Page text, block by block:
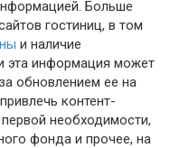
Больше
гостиниц, в том
и наличие
эта информация может
обновлением ее на
контент-
необходимости,
фонда и прочее, на